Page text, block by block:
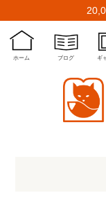
ホーム ブログ ギ